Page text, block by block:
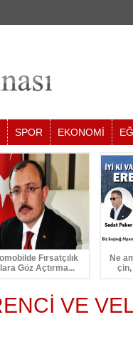
SPOR EKONOMİ
Fırsatçılık
Göz Açtırma...
Ne
VE